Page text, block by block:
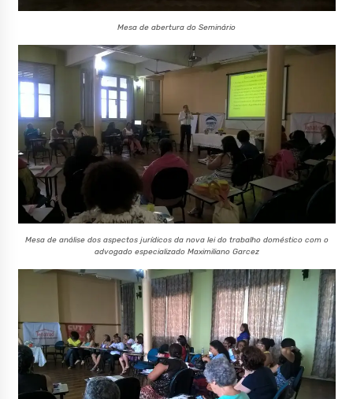
Mesa de abertura do Seminário
Mesa de análise dos aspectos jurídicos da nova lei do trabalho doméstico com o
advogado especializado Maximiliano Garcez